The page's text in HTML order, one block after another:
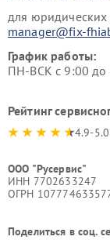
для юридических
manager@fix-
График работы:
ПН-ВСК с 9:00 до
Рейтинг
4.9-5.0
ООО "Русервис"
ИНН 7702633247
ОГРН
Поделиться в соц.